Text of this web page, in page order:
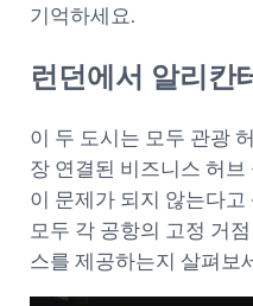
기억하세요.
런던에서 알리칸
이 두 도시는 모두 관광
장 연결된 비즈니스 허
이 문제가 되지 않는다
모두 각 공항의 고정 거
스를 제공하는지 살펴보